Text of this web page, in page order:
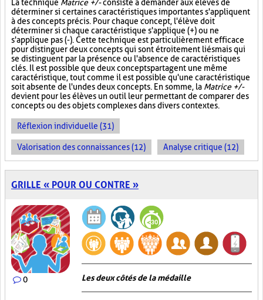
La technique Matrice +/-consiste à demander aux élèves de
déterminer si certaines caractéristiques importantes s'appliquent
à des concepts précis. Pour chaque concept, l'élève doit
déterminer si chaque caractéristique s'applique (+) ou ne
s'applique pas (-). Cette technique est particulièrement efficace
pour distinguer deux concepts qui sont étroitement liés mais qui
se distinguent par la présence ou l'absence de caractéristiques
clés. Il est possible que deux concepts partagent une même
caractéristique, tout comme il est possible qu'une caractéristique
soit absente de l'un des deux concepts. En somme, la Matrice +/-
devient pour les élèves un outil leur permettant de comparer des
concepts ou des objets complexes dans divers contextes.
Réflexion individuelle (31)
Valorisation des connaissances (12) Analyse critique (12)
GRILLE « POUR OU CONTRE »
0 Les deux côtés de la médaille